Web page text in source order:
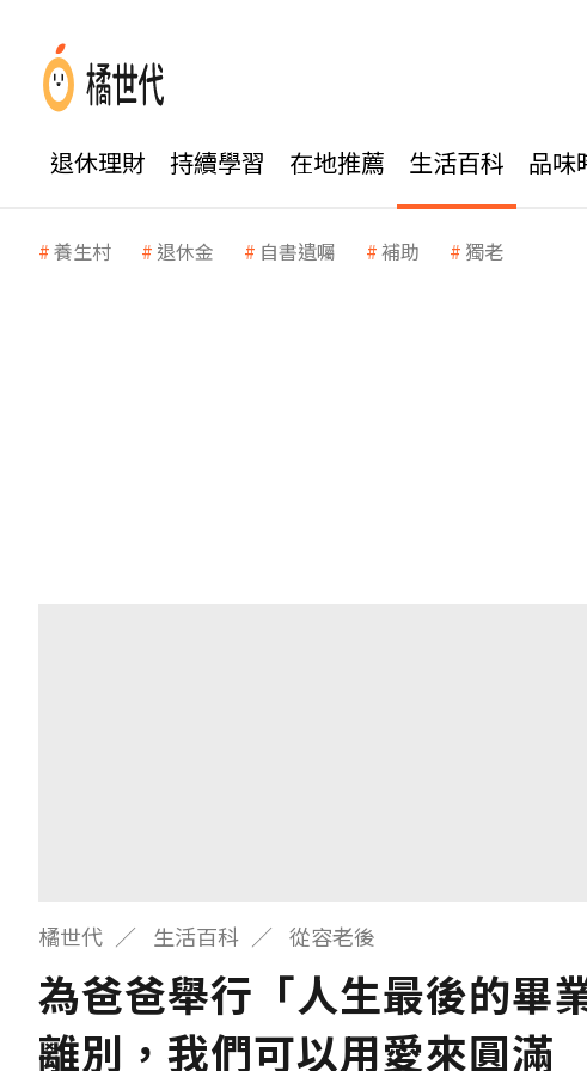
退休理財 持續學習 在地推薦 生活百科 品味
養生村 退休金 自書遺囑 補助 獨老
橘世代 生活百科 從容老後
為爸爸舉行「人生最後的畢
離別，我們可以用愛來圓滿